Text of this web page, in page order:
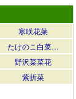
寒咲花菜
たけのこ白菜…
野沢菜菜花
紫折菜